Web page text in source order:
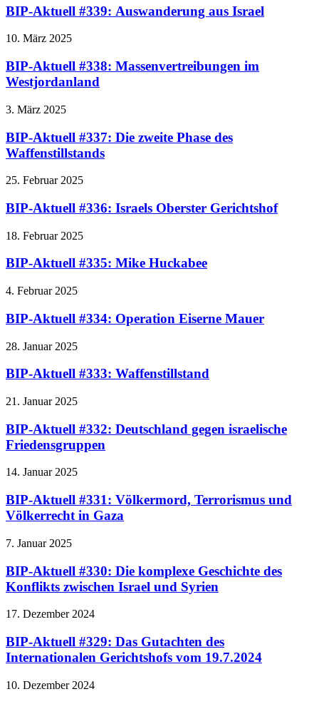
BIP-Aktuell #339: Auswanderung aus Israel
10. März 2025
BIP-Aktuell #338: Massenvertreibungen im
Westjordanland
3. März 2025
BIP-Aktuell #337: Die zweite Phase des
Waffenstillstands
25. Februar 2025
BIP-Aktuell #336: Israels Oberster Gerichtshof
18. Februar 2025
BIP-Aktuell #335: Mike Huckabee
4. Februar 2025
BIP-Aktuell #334: Operation Eiserne Mauer
28. Januar 2025
BIP-Aktuell #333: Waffenstillstand
21. Januar 2025
BIP-Aktuell #332: Deutschland gegen israelische
Friedensgruppen
14. Januar 2025
BIP-Aktuell #331: Völkermord, Terrorismus und
Völkerrecht in Gaza
7. Januar 2025
BIP-Aktuell #330: Die komplexe Geschichte des
Konflikts zwischen Israel und Syrien
17. Dezember 2024
BIP-Aktuell #329: Das Gutachten des
Internationalen Gerichtshofs vom 19.7.2024
10. Dezember 2024